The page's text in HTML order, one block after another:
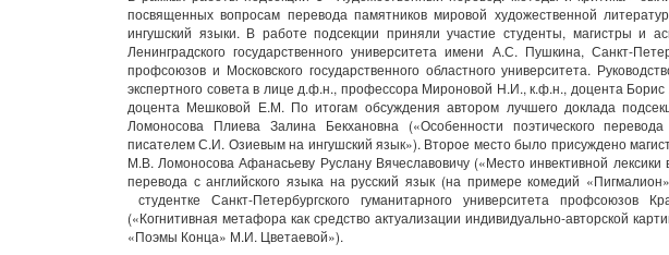
посвященных вопросам перевода памятников мировой художественной
ингушский языки. В работе подсекции приняли участие студенты, магистры и
Ленинградского государственного университета имени А.С. Пушкина, Санкт-
профсоюзов и Московского государственного областного университета.
экспертного совета в лице д.ф.н., профессора Мироновой Н.И., к.ф.н., доцента
доцента Мешковой Е.М. По итогам обсуждения автором лучшего доклада
Ломоносова Плиева Залина Бекхановна («Особенности поэтического
писателем С.И. Озиевым на ингушский язык»). Второе место было присуждено
М.В. Ломоносова Афанасьеву Руслану Вячеславовичу («Место инвективной
перевода с английского языка на русский язык (на примере комедий
студентке Санкт-Петербургского гуманитарного университета профсоюзов
(«Когнитивная метафора как средство актуализации индивидуально-авторской
«Поэмы Конца» М.И. Цветаевой»).